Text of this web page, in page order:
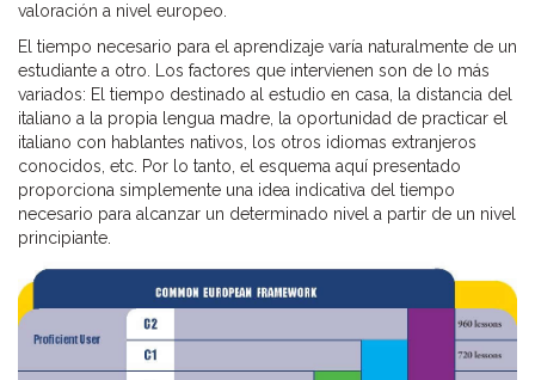
valoración a nivel europeo.
El tiempo necesario para el aprendizaje varía naturalmente de un
estudiante a otro. Los factores que intervienen son de lo más
variados: El tiempo destinado al estudio en casa, la distancia del
italiano a la propia lengua madre, la oportunidad de practicar el
italiano con hablantes nativos, los otros idiomas extranjeros
conocidos, etc. Por lo tanto, el esquema aquí presentado
proporciona simplemente una idea indicativa del tiempo
necesario para alcanzar un determinado nivel a partir de un nivel
principiante.